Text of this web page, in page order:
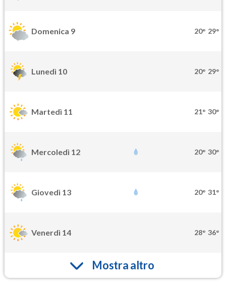
Domenica 9 20° 29°
Lunedì 10 20° 29°
Martedì 11 21° 30°
Mercoledì 12 20° 30°
Giovedì 13 20° 31°
Venerdì 14 28° 36°
Mostra altro